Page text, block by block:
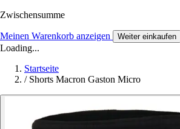
Zwischensumme
Meinen Warenkorb anzeigen Weiter einkaufen
Loading...
Startseite
/ Shorts Macron Gaston Micro